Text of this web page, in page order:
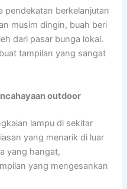
pendekatan berkelanjutan
musim dingin, buah beri
dari pasar bunga lokal.
tampilan yang sangat
outdoor
lampu di sekitar
yang menarik di luar
yang hangat,
yang mengesankan